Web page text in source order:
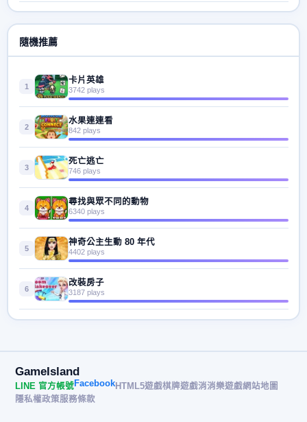
隨機推薦
1
卡片英雄
3742 plays
2
水果連連看
842 plays
3
死亡逃亡
746 plays
4
尋找與眾不同的動物
6340 plays
5
神奇公主生動 80 年代
4402 plays
6
改裝房子
3187 plays
GameIsland
LINE 官方帳號FacebookHTML5遊戲棋牌遊戲消消樂遊戲網站地圖
隱私權政策服務條款